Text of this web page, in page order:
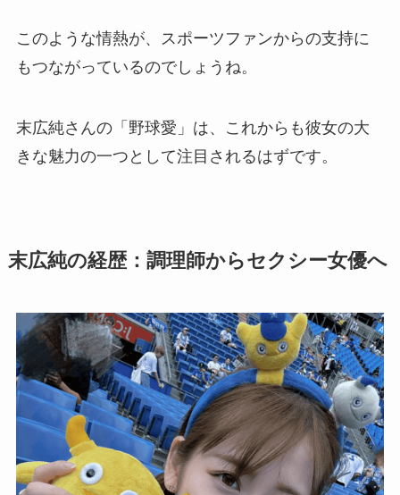
このような情熱が、スポーツファンからの支持に
もつながっているのでしょうね。
末広純さんの「野球愛」は、これからも彼女の大
きな魅力の一つとして注目されるはずです。
末広純の経歴：調理師からセクシー女優へ